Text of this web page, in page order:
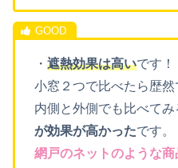
・ 遮熱効果は高いです！
小窓２つで比べたら歴然
内側と外側でも比べてみ
が効果が高かったです。
網戸のネットのような